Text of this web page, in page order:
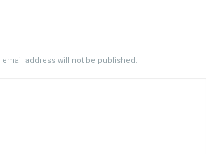
email address will not be published.